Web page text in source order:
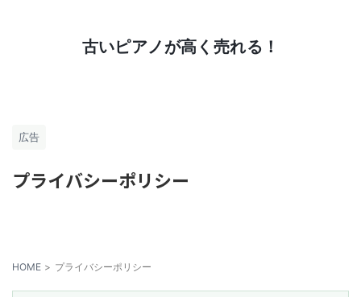
古いピアノが高く売れる！
広告
プライバシーポリシー
HOME > プライバシーポリシー